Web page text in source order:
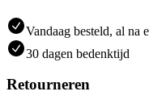
Vandaag besteld, al na
30 dagen bedenktijd
Retourneren